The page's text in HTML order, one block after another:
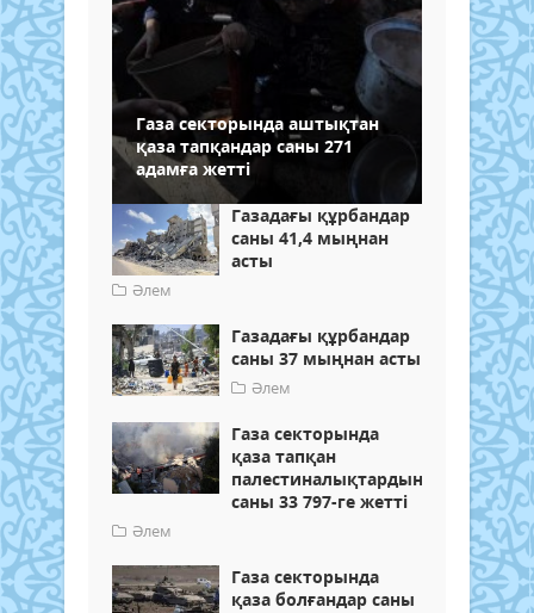
Газа секторында аштықтан
қаза тапқандар саны 271
адамға жетті
Газадағы құрбандар
саны 41,4 мыңнан
асты
Әлем
Газадағы құрбандар
саны 37 мыңнан асты
Әлем
Газа секторында
қаза тапқан
палестиналықтардың
саны 33 797-ге жетті
Әлем
Газа секторында
қаза болғандар саны